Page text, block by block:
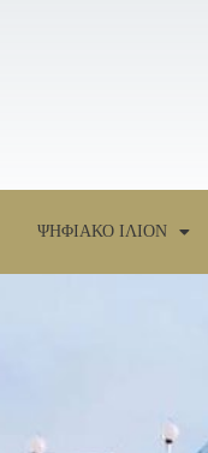
ΨΗΦΙΑΚΟ ΙΛΙΟΝ